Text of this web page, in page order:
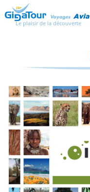
Le plaisir de la découverte